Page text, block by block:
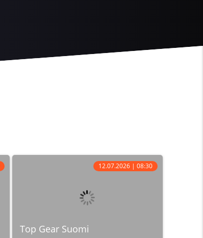
Top Gear Suomi
12.07.2026 | 08:30